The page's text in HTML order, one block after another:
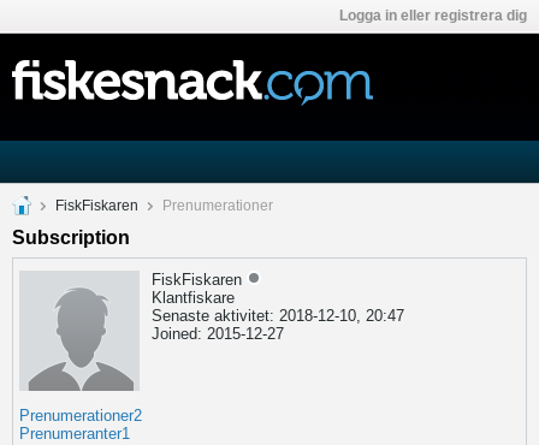
Logga in eller registrera dig
FiskFiskaren Prenumerationer
Subscription
FiskFiskaren
Klantfiskare
Senaste aktivitet: 2018-12-10, 20:47
Joined: 2015-12-27
Prenumerationer2
Prenumeranter1